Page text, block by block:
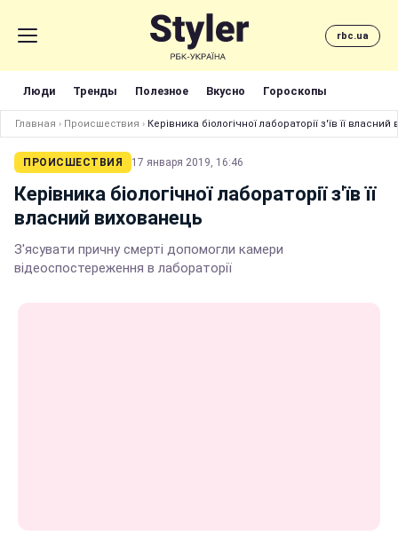
rbc.ua
Люди Тренды Полезное Вкусно Гороскопы
Главная › Происшествия › Керівника біологічної лабораторії з'їв її
ПРОИСШЕСТВИЯ 17 января 2019, 16:46
Керівника біологічної лабораторії з'їв її
власний вихованець
З'ясувати причну смерті допомогли камери
відеоспостереження в лабораторії